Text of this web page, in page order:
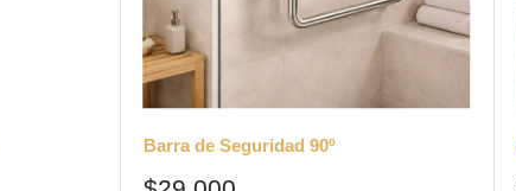
Barra de Seguridad 90º